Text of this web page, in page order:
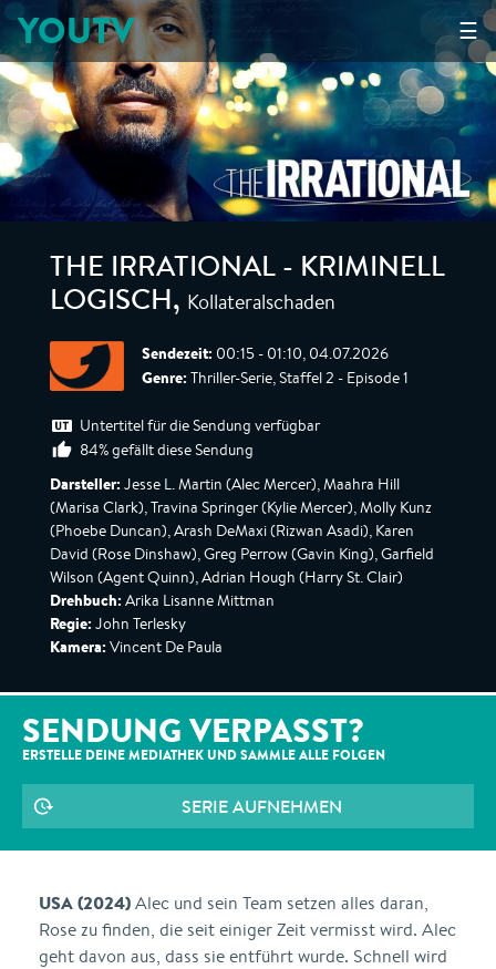
☰
YOUTV
THE IRRATIONAL - KRIMINELL
LOGISCH, Kollateralschaden
Sendezeit: 00:15 - 01:10, 04.07.2026
Genre: Thriller-Serie, Staffel 2 - Episode 1
Untertitel für die Sendung verfügbar
84% gefällt diese Sendung
Darsteller: Jesse L. Martin (Alec Mercer), Maahra Hill
(Marisa Clark), Travina Springer (Kylie Mercer), Molly Kunz
(Phoebe Duncan), Arash DeMaxi (Rizwan Asadi), Karen
David (Rose Dinshaw), Greg Perrow (Gavin King), Garfield
Wilson (Agent Quinn), Adrian Hough (Harry St. Clair)
Drehbuch: Arika Lisanne Mittman
Regie: John Terlesky
Kamera: Vincent De Paula
SENDUNG VERPASST?
ERSTELLE DEINE MEDIATHEK UND SAMMLE ALLE FOLGEN
SERIE AUFNEHMEN
USA (2024)Alec und sein Team setzen alles daran,
Rose zu finden, die seit einiger Zeit vermisst wird. Alec
geht davon aus, dass sie entführt wurde. Schnell wird